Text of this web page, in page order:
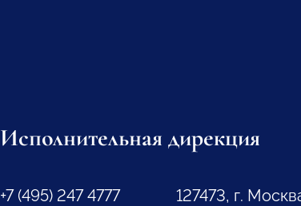
Исполнительная дирекция
+7 (495) 247 4777
127473, г.